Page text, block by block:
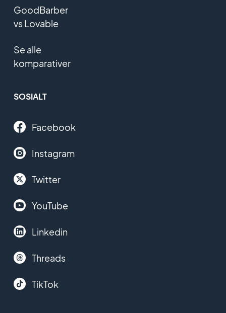
GoodBarber
vs Lovable
Se alle
komparativer
SOSIALT
Facebook
Instagram
Twitter
YouTube
Linkedin
Threads
TikTok